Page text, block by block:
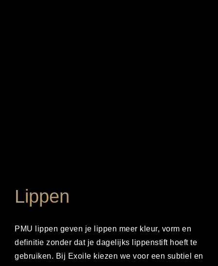
Lippen
PMU lippen geven je lippen meer kleur, vorm en
definitie zonder dat je dagelijks lippenstift hoeft te
gebruiken. Bij Exoile kiezen we voor een subtiel en